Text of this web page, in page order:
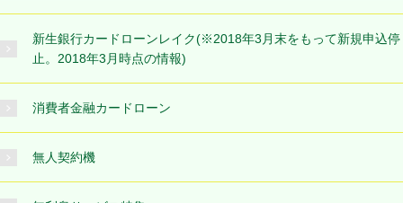
新生銀行カードローンレイク(※2018年3月末をもって新規申込停
止。2018年3月時点の情報)
消費者金融カードローン
無人契約機